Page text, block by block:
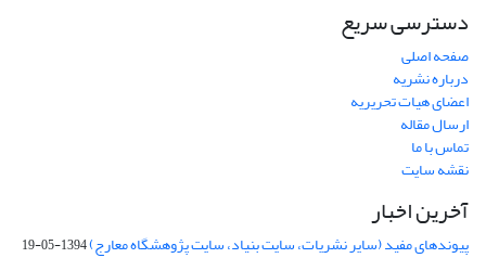
دسترسی سریع
صفحه اصلی
درباره نشریه
اعضای هیات تحریریه
ارسال مقاله
تماس با ما
نقشه سایت
آخرین اخبار
پیوندهای مفید (سایر نشریات، سایت بنیاد، سایت پژوهشگاه معارج)1394-05-19